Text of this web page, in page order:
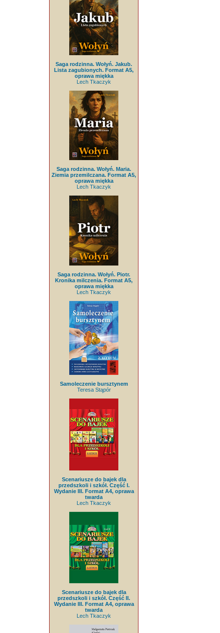
Saga rodzinna. Wołyń. Jakub.
Lista zagubionych. Format A5,
oprawa miękka
Lech Tkaczyk
Saga rodzinna. Wołyń. Maria.
Ziemia przemilczana. Format A5,
oprawa miękka
Lech Tkaczyk
Saga rodzinna. Wołyń. Piotr.
Kronika milczenia. Format A5,
oprawa miękka
Lech Tkaczyk
Samoleczenie bursztynem
Teresa Stąpór
Scenariusze do bajek dla
przedszkoli i szkół. Część I.
Wydanie III. Format A4, oprawa
twarda
Lech Tkaczyk
Scenariusze do bajek dla
przedszkoli i szkół. Część II.
Wydanie III. Format A4, oprawa
twarda
Lech Tkaczyk